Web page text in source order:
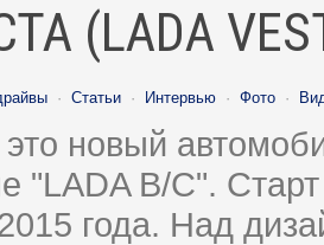
(LADA
· Статьи · Интервью · Фото ·
новый
"LADA B/C".
года. Над